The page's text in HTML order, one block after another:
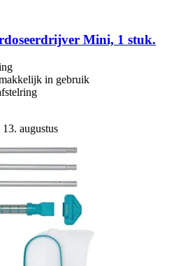
Mini, 1 stuk.
in gebruik
augustus